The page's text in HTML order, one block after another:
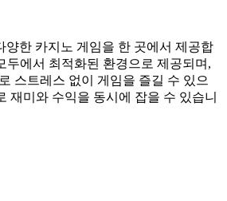
양한 카지노 게임을 한 곳에서 제공합
두에서 최적화된 환경으로 제공되며,
스트레스 없이 게임을 즐길 수 있으
재미와 수익을 동시에 잡을 수 있습니